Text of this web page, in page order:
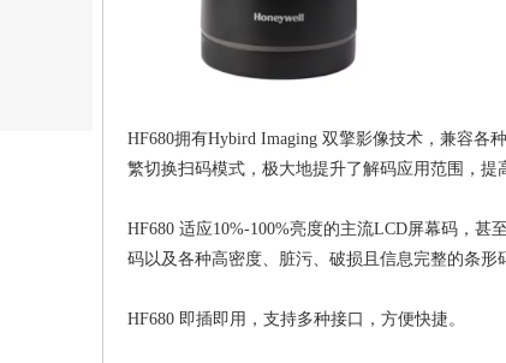
HF680拥有Hybird Imaging 双擎影像技术，兼容各
繁切换扫码模式，极大地提升了解码应用范围，提
HF680 适应10%-100%亮度的主流LCD屏幕码，
码以及各种高密度、脏污、破损且信息完整的条形
HF680 即插即用，支持多种接口，方便快捷。